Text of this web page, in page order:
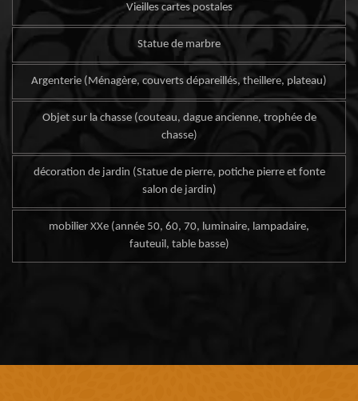
Vieilles cartes postales
Statue de marbre
Argenterie (Ménagère, couverts dépareillés, theillere, plateau)
Objet sur la chasse (couteau, dague ancienne, trophée de
chasse)
décoration de jardin (Statue de pierre, potiche pierre et fonte
salon de jardin)
mobilier XXe (année 50, 60, 70, luminaire, lampadaire,
fauteuil, table basse)